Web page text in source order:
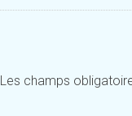
Les champs